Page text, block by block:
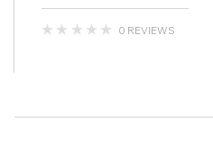
0 REVIEWS